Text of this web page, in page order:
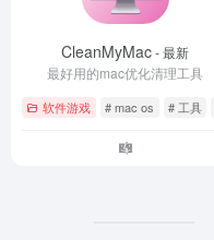
CleanMyMac- 最新
最好用的mac优化清理工具
软件游戏 # mac os # 工具